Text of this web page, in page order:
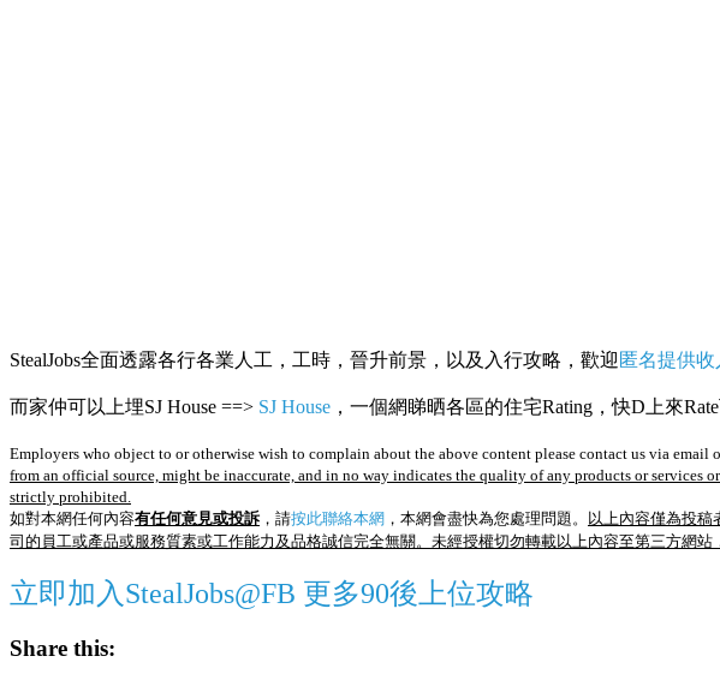
StealJobs全面透露各行各業人工，工時，晉升前景，以及入行攻略，歡迎 匿名提供
而家仲可以上埋SJ House ==> SJ House ，一個網睇晒各區的住宅Rating，快D上來
Employers who object to or otherwise wish to complain about the above content please contact us via email
from an official source, might be inaccurate, and in no way indicates the quality of any products or
strictly prohibited.
如對本網任何內容有任何意見或投訴 ，請按此聯絡本網 ，本網會盡快為您處理問題。
以上內容僅為投
司的員工或產品或服務質素或工作能力及品格誠信完全無關。未經授權切勿轉載以上內容至第三方網站
立即加入StealJobs@FB 更多90後上位攻略
Share this: